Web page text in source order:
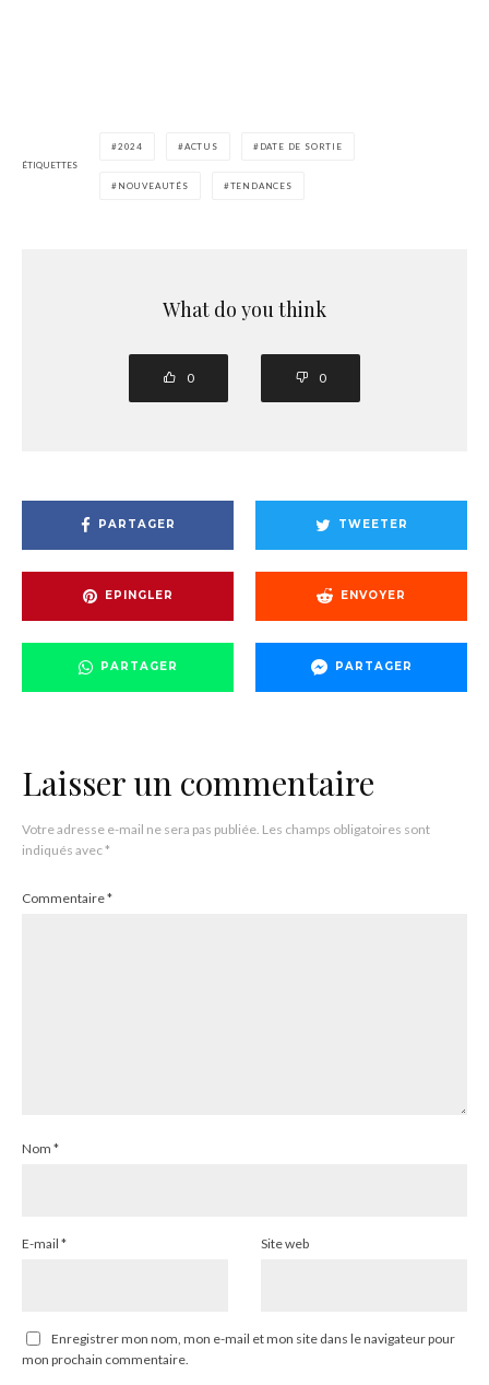
ÉTIQUETTES
2024 ACTUS DATE DE SORTIE
NOUVEAUTÉS TENDANCES
What do you think
0 0
PARTAGER TWEETER
EPINGLER ENVOYER
PARTAGER PARTAGER
Laisser un commentaire
Votre adresse e-mail ne sera pas publiée. Les champs obligatoires sont
indiqués avec*
Commentaire*
Nom *
E-mail * Site web
Enregistrer mon nom, mon e-mail et mon site dans le navigateur pour
mon prochain commentaire.